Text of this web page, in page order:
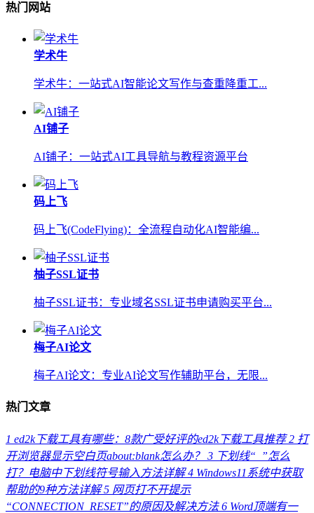
热门网站
学术牛
学术牛：一站式AI智能论文写作与查重降重工...
AI铺子
AI铺子：一站式AI工具导航与教程资源平台
码上飞
码上飞(CodeFlying)：全流程自动化AI智能编...
柚子SSL证书
柚子SSL证书：专业域名SSL证书申请购买平台...
梅子AI论文
梅子AI论文：专业AI论文写作辅助平台，无限...
热门文章
1 ed2k下载工具有哪些：8款广受好评的ed2k下载工具推荐 2 打
开浏览器显示空白页about:blank怎么办？ 3 下划线“_”怎么
打？电脑中下划线符号输入方法详解 4 Windows11系统中获取
帮助的9种方法详解 5 网页打不开提示
“CONNECTION_RESET”的原因及解决方法 6 Word顶端有一